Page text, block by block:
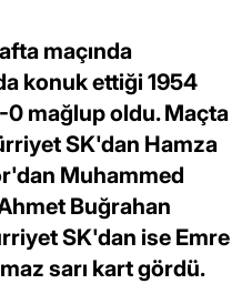
maçında
konuk ettiği 1954
mağlup oldu. Maçta
SK'dan Hamza
Muhammed
Buğrahan
SK'dan ise Emre
sarı kart gördü.